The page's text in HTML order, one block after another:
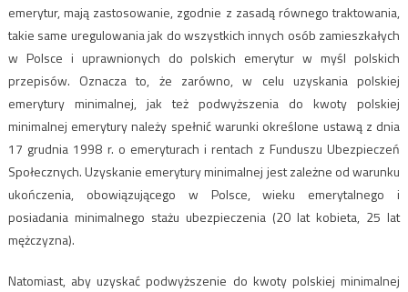
emerytur, mają zastosowanie, zgodnie z zasadą równego traktowania,
takie same uregulowania jak do wszystkich innych osób zamieszkałych
w Polsce i uprawnionych do polskich emerytur w myśl polskich
przepisów. Oznacza to, że zarówno, w celu uzyskania polskiej
emerytury minimalnej, jak też podwyższenia do kwoty polskiej
minimalnej emerytury należy spełnić warunki określone ustawą z dnia
17 grudnia 1998 r. o emeryturach i rentach z Funduszu Ubezpieczeń
Społecznych. Uzyskanie emerytury minimalnej jest zależne od warunku
ukończenia, obowiązującego w Polsce, wieku emerytalnego i
posiadania minimalnego stażu ubezpieczenia (20 lat kobieta, 25 lat
mężczyzna).
Natomiast, aby uzyskać podwyższenie do kwoty polskiej minimalnej